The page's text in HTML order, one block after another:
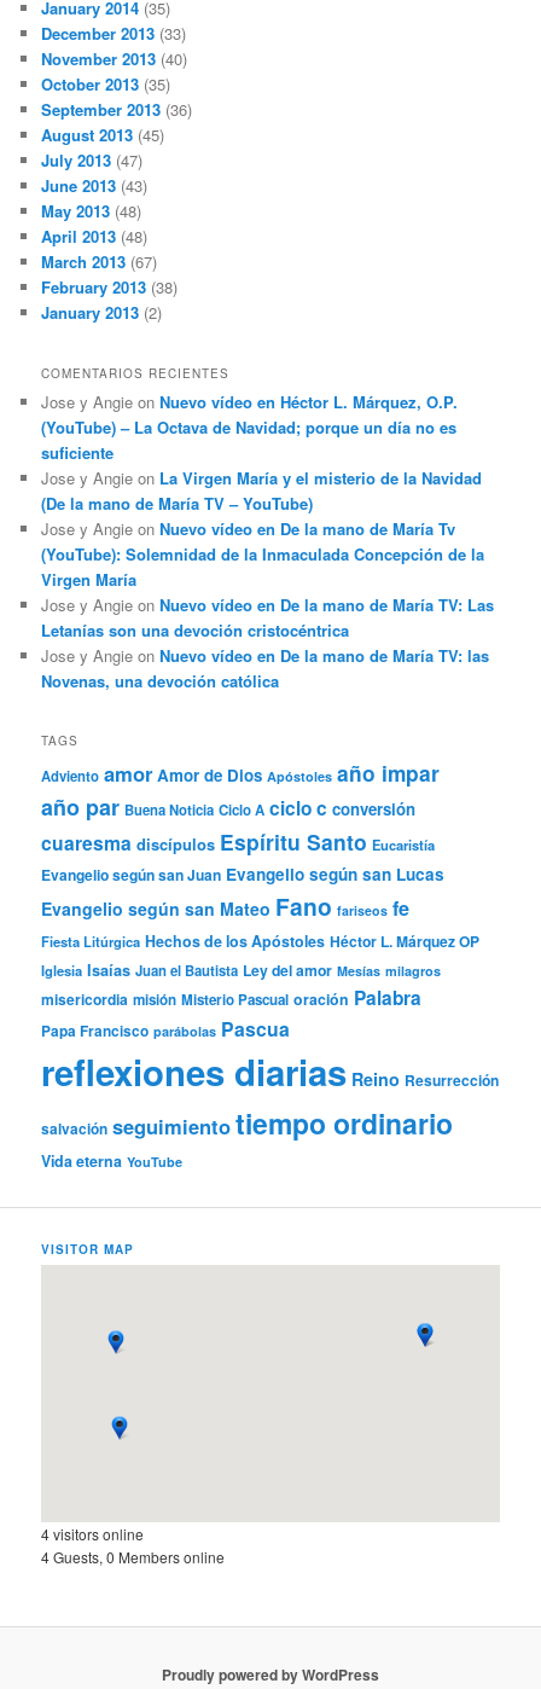
January 2014 (35)
December 2013 (33)
November 2013 (40)
October 2013 (35)
September 2013 (36)
August 2013 (45)
July 2013 (47)
June 2013 (43)
May 2013 (48)
April 2013 (48)
March 2013 (67)
February 2013 (38)
January 2013 (2)
COMENTARIOS RECIENTES
Jose y Angie onNuevo vídeo en Héctor L. Márquez, O.P.
(YouTube) – La Octava de Navidad; porque un día no es
suficiente
Jose y Angie on La Virgen María y el misterio de la Navidad
(De la mano de María TV – YouTube)
Jose y Angie onNuevo vídeo en De la mano de María Tv
(YouTube): Solemnidad de la Inmaculada Concepción de la
Virgen María
Jose y Angie onNuevo vídeo en De la mano de María TV: Las
Letanías son una devoción cristocéntrica
Jose y Angie onNuevo vídeo en De la mano de María TV: las
Novenas, una devoción católica
TAGS
Adviento amor Amor de Dios Apóstoles año impar
año par Buena Noticia Ciclo A ciclo c conversión
cuaresma discípulos Espíritu Santo Eucaristía
Evangelio según san Juan Evangelio según san Lucas
Evangelio según san Mateo Fano fariseos fe
Fiesta Litúrgica Hechos de los Apóstoles Héctor L. Márquez OP
Iglesia Isaías Juan el Bautista Ley del amor Mesías milagros
misericordia misión Misterio Pascual oración Palabra
Papa Francisco parábolas Pascua
reflexiones diarias Reino Resurrección
salvación seguimientotiempo ordinario
Vida eterna YouTube
VISITOR MAP
4 visitors online
4 Guests, 0 Members online
Proudly powered by WordPress